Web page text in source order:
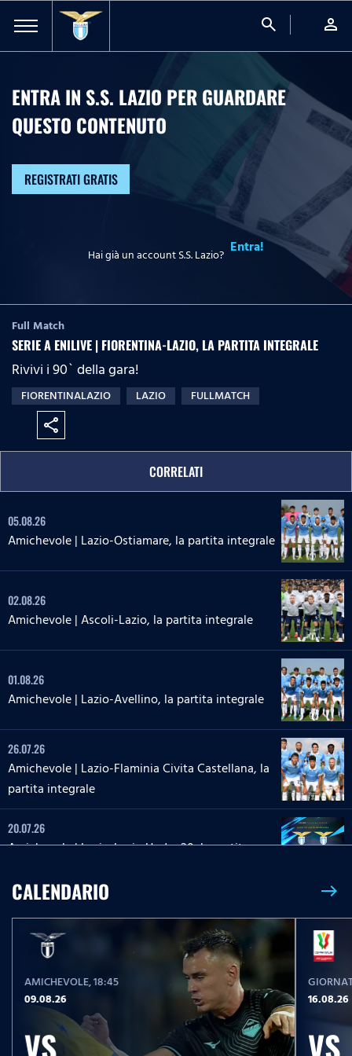
search person
ENTRA IN S.S. LAZIO PER GUARDARE
QUESTO CONTENUTO
REGISTRATI GRATIS
Hai già un account S.S. Lazio? Entra!
Full Match
SERIE A ENILIVE | FIORENTINA-LAZIO, LA PARTITA INTEGRALE
Rivivi i 90` della gara!
FIORENTINALAZIO LAZIO FULLMATCH
share
CORRELATI
05.08.26
Amichevole | Lazio-Ostiamare, la partita integrale
02.08.26
Amichevole | Ascoli-Lazio, la partita integrale
01.08.26
Amichevole | Lazio-Avellino, la partita integrale
26.07.26
Amichevole | Lazio-Flaminia Civita Castellana, la
partita integrale
20.07.26
Amichevole | Lazio-Lazio Under 20, la partita
26.05.26
26 maggio 2013 | Roma-Lazio, la partita integrale
23.05.26
Serie A Enilive | Lazio-Pisa, la partita integrale
CALENDARIO east
AMICHEVOLE, 18:45
09.08.26
VS
16.08.26
VS